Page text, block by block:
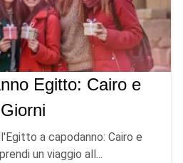
Egitto: Cairo e
a capodanno: Cairo e
un viaggio all...